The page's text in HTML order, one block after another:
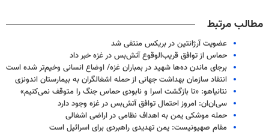
مطالب مرتبط
عضویت آرژانتین در بریکس منتفی شد
حماس از توافق قریب‌الوقوع آتش‌بس در غزه خبر داد
برجای ماندن ده‌ها شهید در بمباران غزه/ اوضاع انسانی وخیم‌تر شده است
انتقاد سازمان بهداشت جهانی از حمله اشغالگران به بیمارستان اندونزی
نتانیاهو: «تا بازگشت اسرا و نابودی حماس جنگ را متوقف نمی‌کنیم»
سی‌ان‌ان: امروز احتمال توافق آتش‌بس در غزه وجود دارد
حمله موشکی یمن به اهداف نظامی در اراضی اشغالی
مقام صهیونیست: یمن تهدیدی راهبردی برای اسرائیل است